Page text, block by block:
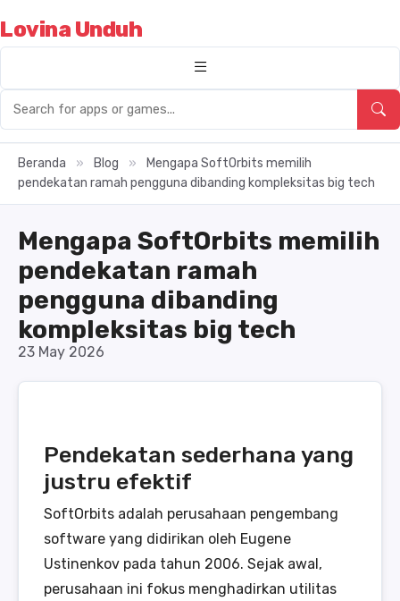
Lovina Unduh
Beranda » Blog »
Mengapa SoftOrbits memilih
pendekatan ramah pengguna dibanding kompleksitas big tech
Mengapa SoftOrbits memilih
pendekatan ramah
pengguna dibanding
kompleksitas big tech
23 May 2026
Pendekatan sederhana yang
justru efektif
SoftOrbits adalah perusahaan pengembang
software yang didirikan oleh Eugene
Ustinenkov pada tahun 2006. Sejak awal,
perusahaan ini fokus menghadirkan utilitas